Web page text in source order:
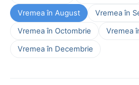
Vremea în August
Vremea în
Vremea în Octombrie
Vremea
Vremea în Decembrie